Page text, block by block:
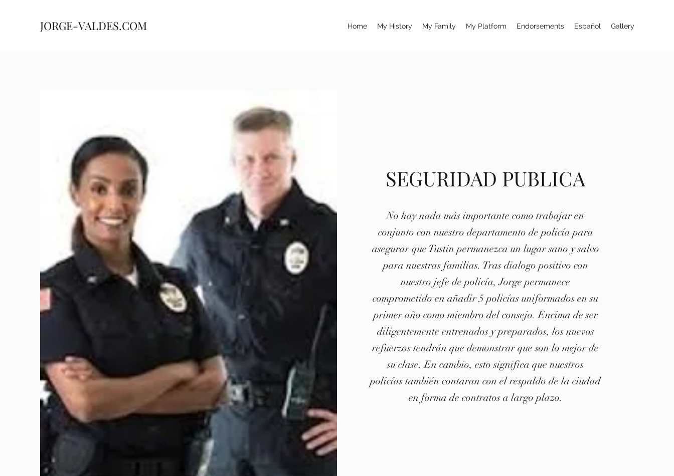
JORGE-VALDES.COM Home My History My Family My Platform Endorsements Español Gallery
SEGURIDAD PUBLICA
No hay nada más importante como trabajar en
conjunto con nuestro departamento de policía para
asegurar que Tustin permanezca un lugar sano y salvo
para nuestras familias. Tras dialogo positivo con
nuestro jefe de policía, Jorge permanece
comprometido en añadir 5 policías uniformados en su
primer año como miembro del consejo. Encima de ser
diligentemente entrenados y preparados, los nuevos
refuerzos tendrán que demonstrar que son lo mejor de
su clase. En cambio, esto significa que nuestros
policías también contaran con el respaldo de la ciudad
en forma de contratos a largo plazo.